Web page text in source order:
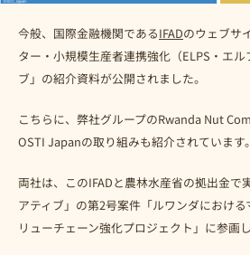
今般、国際金融機関であるIFADのウェブサ
ター・小規模生産者連携強化（ELPS・エル
ブ」の紹介資料が公開されました。
こちらに、弊社グループのRwanda Nut
OSTI Japanの取り組みも紹介されています。
両社は、このIFADと農林水産省の拠出金で
アティブ」の第2号案件「ルワンダにおけ
リューチェーン強化プロジェクト」に参画し